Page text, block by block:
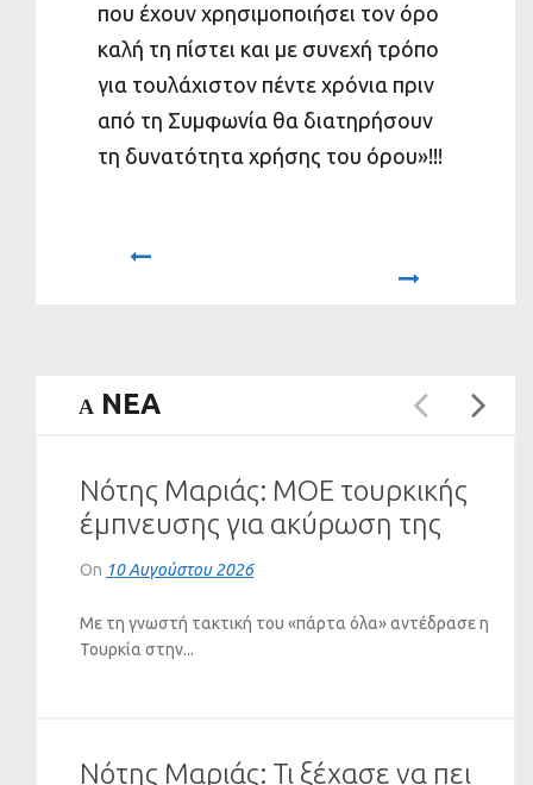
που έχουν χρησιμοποιήσει τον όρο
καλή τη πίστει και με συνεχή τρόπο
για τουλάχιστον πέντε χρόνια πριν
από τη Συμφωνία θα διατηρήσουν
τη δυνατότητα χρήσης του όρου»!!!
A NEA
Νότης Μαριάς: ΜΟΕ τουρκικής
έμπνευσης για ακύρωση της
Απόφασης-ράπισμα του
ψευδοκράτος
On 10 Αυγούστου 2026
Με τη γνωστή τακτική του «πάρτα όλα» αντέδρασε η
Τουρκία στην...
Νότης Μαριάς: Τι ξέχασε να πει